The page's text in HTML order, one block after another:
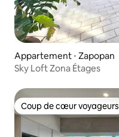
Appartement ⋅ Zapopan
Sky Loft Zona Étages
Coup de cœur voyageurs
Coup de cœur voyageurs